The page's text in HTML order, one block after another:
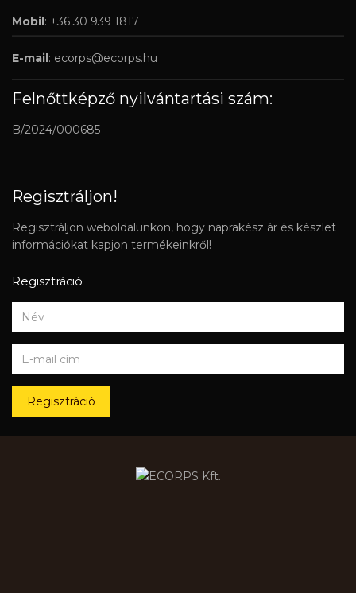
Mobil: +36 30 939 1817
E-mail: ecorps@ecorps.hu
Felnőttképző nyilvántartási szám:
B/2024/000685
Regisztráljon!
Regisztráljon weboldalunkon, hogy naprakész ár és készlet
információkat kapjon termékeinkről!
Regisztráció
Regisztráció